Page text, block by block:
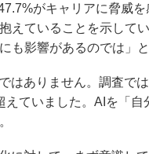
がキャリアに脅威
えていることを示して
も影響があるのでは」
はありません。調査で
ていました。AIを「